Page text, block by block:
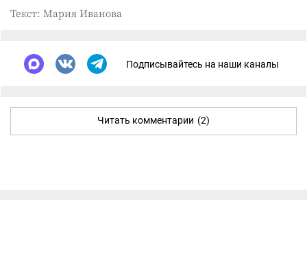
Текст: Мария Иванова
Подписывайтесь на наши каналы
Читать комментарии (2)